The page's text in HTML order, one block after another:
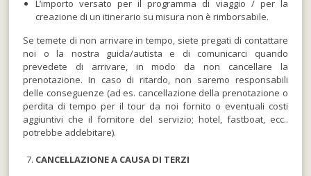
L’importo versato per il programma di viaggio / per la
creazione di un itinerario su misura non è rimborsabile.
Se temete di non arrivare in tempo, siete pregati di contattare
noi o la nostra guida/autista e di comunicarci quando
prevedete di arrivare, in modo da non cancellare la
prenotazione. In caso di ritardo, non saremo responsabili
delle conseguenze (ad es. cancellazione della prenotazione o
perdita di tempo per il tour da noi fornito o eventuali costi
aggiuntivi che il fornitore del servizio; hotel, fastboat, ecc..
potrebbe addebitare).
CANCELLAZIONE A CAUSA DI TERZI